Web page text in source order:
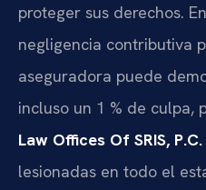
proteger sus derechos.
negligencia contributiva
aseguradora puede
incluso un 1 % de culpa,
Law Offices Of SRIS, P.C.
lesionadas en todo el